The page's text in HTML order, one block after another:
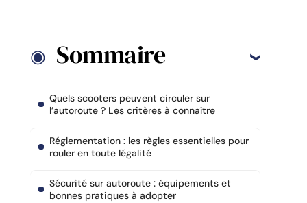
Sommaire
Quels scooters peuvent circuler sur
l’autoroute ? Les critères à connaître
Réglementation : les règles essentielles pour
rouler en toute légalité
Sécurité sur autoroute : équipements et
bonnes pratiques à adopter